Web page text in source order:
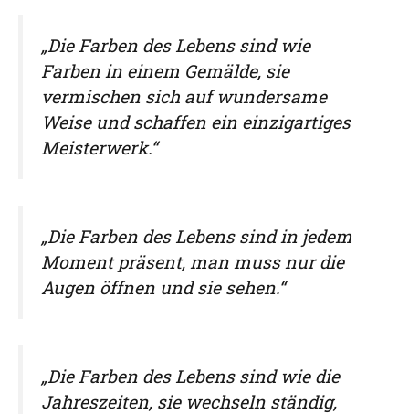
„Die Farben des Lebens sind wie
Farben in einem Gemälde, sie
vermischen sich auf wundersame
Weise und schaffen ein einzigartiges
Meisterwerk.“
„Die Farben des Lebens sind in jedem
Moment präsent, man muss nur die
Augen öffnen und sie sehen.“
„Die Farben des Lebens sind wie die
Jahreszeiten, sie wechseln ständig,